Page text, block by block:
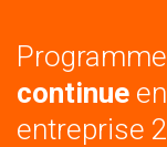
continue
entreprise